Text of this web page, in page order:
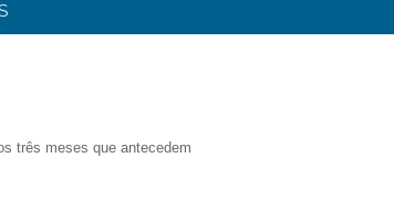
três meses que antecedem